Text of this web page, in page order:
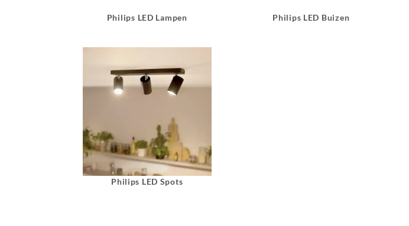
Philips LED Lampen Philips LED Buizen
Philips LED Spots